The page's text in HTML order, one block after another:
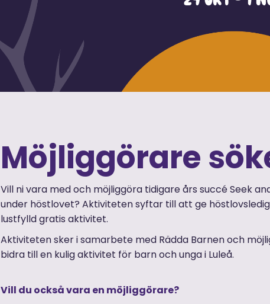
Möjliggörare
Vill ni vara med och möjliggöra tidigare års succé Seek
under höstlovet? Aktiviteten syftar till att ge
lustfylld gratis aktivitet.
Aktiviteten sker i samarbete med Rädda Barnen och
bidra till en kulig aktivitet för barn och unga i Luleå.
Vill du också vara en möjliggörare?